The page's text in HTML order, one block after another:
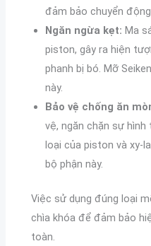
đảm bảo chuyển
Ngăn ngừa kẹt: Ma
piston, gây ra hiện
phanh bị bó. Mỡ
này.
Bảo vệ chống ăn
vệ, ngăn chặn sự
loại của piston và xy-
bộ phận này.
Việc sử dụng đúng loại
chìa khóa để đảm bảo
toàn.